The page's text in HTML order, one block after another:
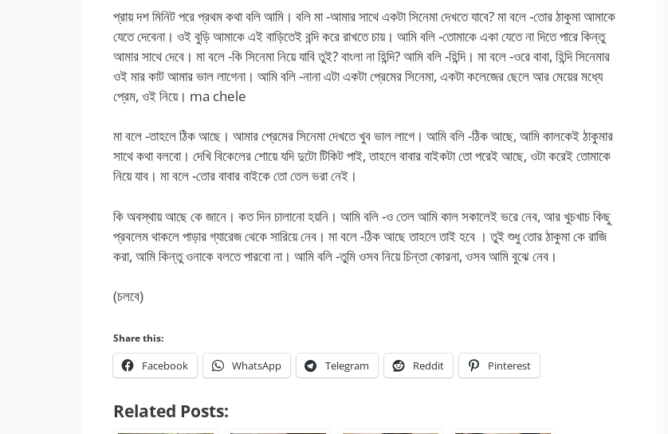
প্রায় দশ মিনিট পরে প্রথম কথা বলি আমি। বলি মা -আমার সাথে একটা সিনেমা দেখতে যাবে? মা বলে -তোর ঠাকুমা আমাকে
যেতে দেবেনা। ওই বুড়ি আমাকে এই বাড়িতেই বন্দি করে রাখতে চায়। আমি বলি -তোমাকে একা যেতে না দিতে পারে কিন্তু
আমার সাথে দেবে। মা বলে -কি সিনেমা নিয়ে যাবি তুই? বাংলা না হিন্দি? আমি বলি -হিন্দি। মা বলে -ওরে বাবা, হিন্দি সিনেমার
ওই মার কাট আমার ভাল লাগেনা। আমি বলি -নানা এটা একটা প্রেমের সিনেমা, একটা কলেজের ছেলে আর মেয়ের মধ্যে
প্রেম, ওই নিয়ে। ma chele
মা বলে -তাহলে ঠিক আছে। আমার প্রেমের সিনেমা দেখতে খুব ভাল লাগে। আমি বলি -ঠিক আছে, আমি কালকেই ঠাকুমার
সাথে কথা বলবো। দেখি বিকেলের শোয়ে যদি দুটো টিকিট পাই, তাহলে বাবার বাইকটা তো পরেই আছে, ওটা করেই তোমাকে
নিয়ে যাব। মা বলে -তোর বাবার বাইকে তো তেল ভরা নেই।
কি অবস্থায় আছে কে জানে। কত দিন চালানো হয়নি। আমি বলি -ও তেল আমি কাল সকালেই ভরে নেব, আর খুচখাচ কিছু
প্রবলেম থাকলে পাড়ার গ্যারেজ থেকে সারিয়ে নেব। মা বলে -ঠিক আছে তাহলে তাই হবে । তুই শুধু তোর ঠাকুমা কে রাজি
করা, আমি কিন্তু ওনাকে বলতে পারবো না। আমি বলি -তুমি ওসব নিয়ে চিন্তা কোরনা, ওসব আমি বুঝে নেব।
(চলবে)
Share this:
Facebook WhatsApp Telegram Reddit Pinterest
Related Posts: